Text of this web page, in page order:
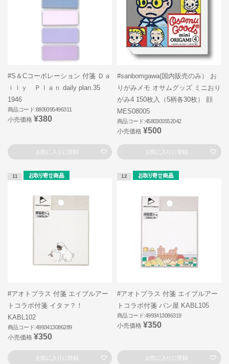
#S＆Cコーポレーション 付箋 Ｄａ
ｉｌｙ Ｐｌａｎ daily plan.35
1946
商品コード:8809395496311
小売価格 ¥380
お気に入りに登録
#sanbomgawa(国内販売のみ） お
りがみメモ オサムグッズ ミニおり
がみ4 150枚入（5柄各30枚） 顔
MES08005
商品コード:4580300552042
小売価格 ¥500
お気に入りに登録
11
#アオトプラス 付箋 エイブルアー
トコラボ付箋 イタァ？！
KABL102
商品コード:4993413086289
小売価格 ¥350
お気に入りに登録
12
#アオトプラス 付箋 エイブルアー
トコラボ付箋 パン屋 KABL105
商品コード:4993413086319
小売価格 ¥350
お気に入りに登録